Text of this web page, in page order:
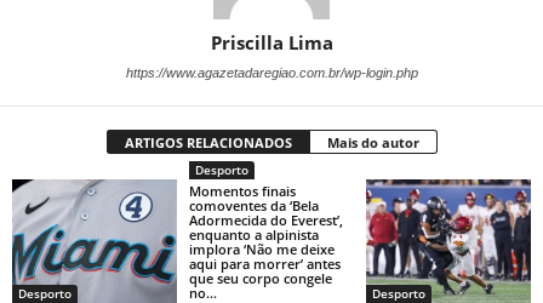
Priscilla Lima
https://www.agazetadaregiao.com.br/wp-login.php
ARTIGOS RELACIONADOS Mais do autor
Desporto
Desporto
Momentos finais
comoventes da ‘Bela
Adormecida do Everest’,
enquanto a alpinista
implora ‘Não me deixe
aqui para morrer’ antes
que seu corpo congele
no...
Desporto